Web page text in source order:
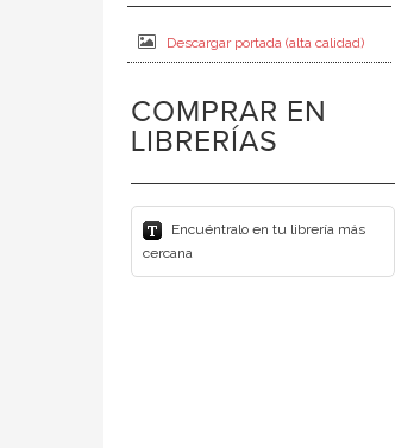
Descargar portada (alta calidad)
COMPRAR EN
LIBRERÍAS
Encuéntralo en tu librería más
cercana